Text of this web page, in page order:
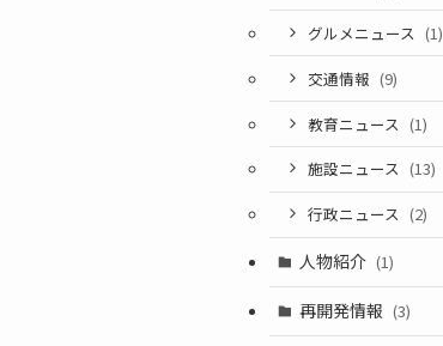
グルメニュース (1)
交通情報 (9)
教育ニュース (1)
施設ニュース (13)
行政ニュース (2)
人物紹介 (1)
再開発情報 (3)